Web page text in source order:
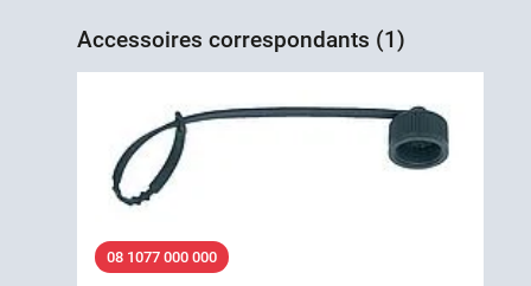
Accessoires correspondants (1)
08 1077 000 000